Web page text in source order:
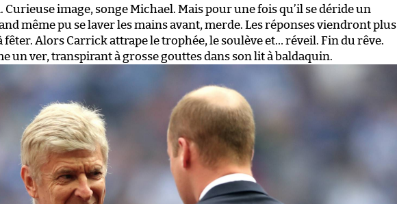
image, songe Michael. Mais pour une fois qu’il se déride un
même pu se laver les mains avant, merde. Les réponses viendront plus
fêter. Alors Carrick attrape le trophée, le soulève et… réveil. Fin du rêve.
un ver, transpirant à grosse gouttes dans son lit à baldaquin.